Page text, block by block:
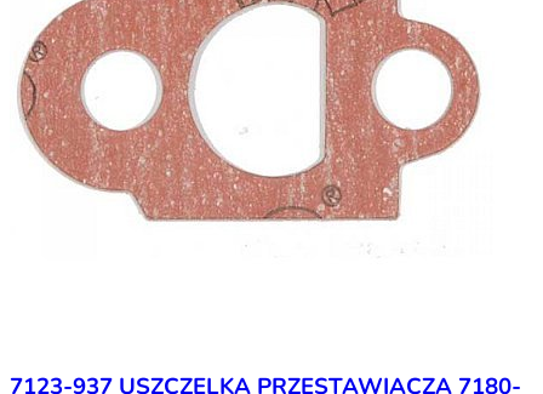
7123-937 USZCZELKA PRZESTAWIACZA 7180-